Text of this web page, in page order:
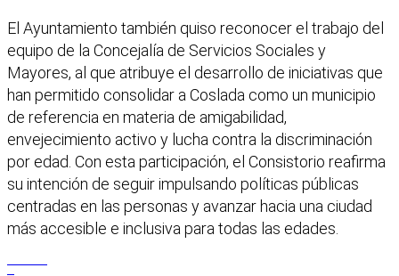
El Ayuntamiento también quiso reconocer el trabajo del
equipo de la Concejalía de Servicios Sociales y
Mayores, al que atribuye el desarrollo de iniciativas que
han permitido consolidar a Coslada como un municipio
de referencia en materia de amigabilidad,
envejecimiento activo y lucha contra la discriminación
por edad. Con esta participación, el Consistorio reafirma
su intención de seguir impulsando políticas públicas
centradas en las personas y avanzar hacia una ciudad
más accesible e inclusiva para todas las edades.